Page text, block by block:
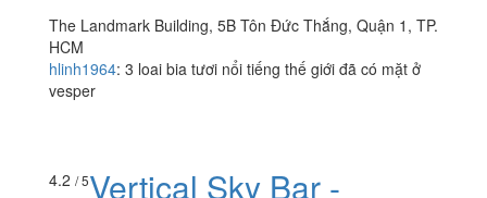
The Landmark Building, 5B Tôn Đức Thắng, Quận 1, TP.
HCM
hlinh1964: 3 loai bia tươi nổi tiếng thế giới đã có mặt ở
vesper
4.2 / 5Vertical Sky Bar -